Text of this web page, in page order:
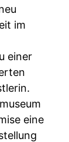
im
einer
eine